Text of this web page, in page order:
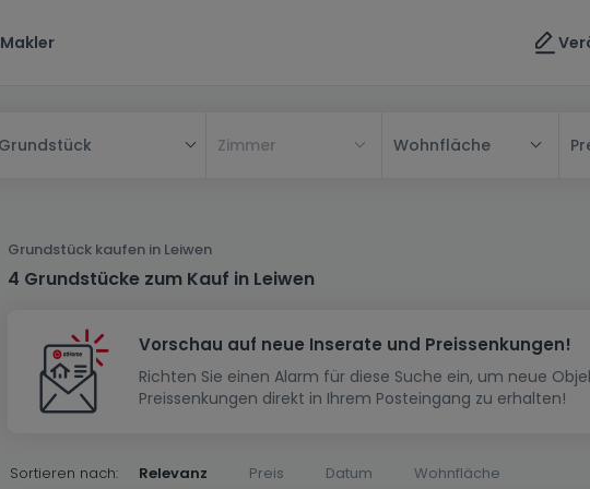
Makler
Grundstück
Haus
Reihenhaus
Doppelhaushälfte
Herrenhaus
Wohnung
Schlafzimmer
1-Zimmer-Apartment
Maisonnette
Wohnanlage
Wohnsiedlung
Haus bauen
Musterhaus
Renditeobjekt
Garage - Parkplatz
Zimmer Wohnfläche
Grundstück kaufen in Leiwen
4 Grundstücke zum Kauf in Leiwen
Vorschau auf neue Inserate und Preissenkungen!
Richten Sie einen Alarm für diese Suche ein, um neue
Preissenkungen direkt in Ihrem Posteingang zu erhalten!
Sortieren nach: Relevanz Preis Datum Wohnfläche